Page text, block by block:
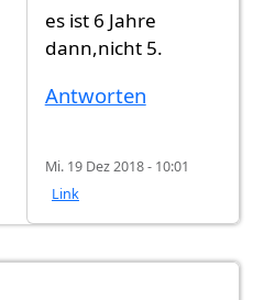
es ist 6 Jahre
dann,nicht 5.
Antworten
Mi. 19 Dez 2018 - 10:01
Link